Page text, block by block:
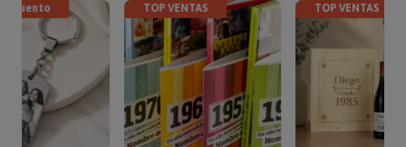
TOP VENTAS TOP VENTAS